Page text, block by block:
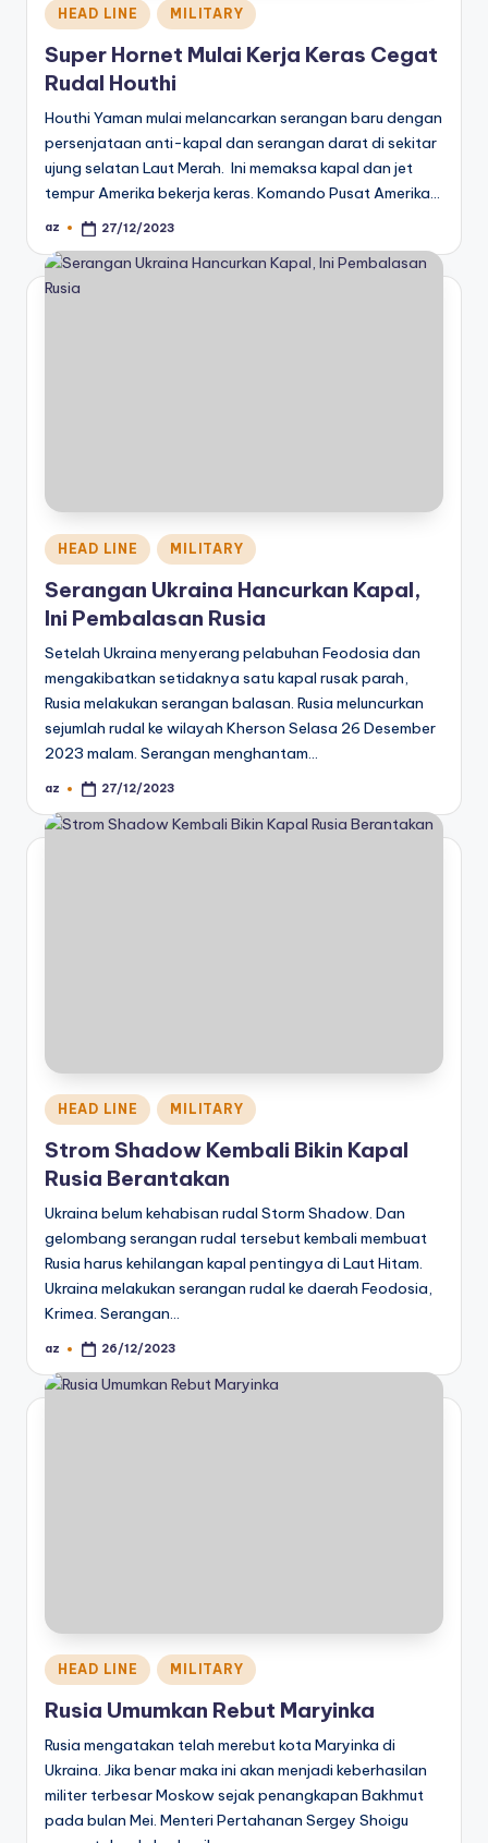
Posted
in
HEAD LINE MILITARY
Super Hornet Mulai Kerja Keras Cegat
Rudal Houthi
Houthi Yaman mulai melancarkan serangan baru dengan
persenjataan anti-kapal dan serangan darat di sekitar
ujung selatan Laut Merah. Ini memaksa kapal dan jet
tempur Amerika bekerja keras. Komando Pusat Amerika…
Posted
az 27/12/2023
Posted
in
HEAD LINE MILITARY
Serangan Ukraina Hancurkan Kapal,
Ini Pembalasan Rusia
Setelah Ukraina menyerang pelabuhan Feodosia dan
mengakibatkan setidaknya satu kapal rusak parah,
Rusia melakukan serangan balasan. Rusia meluncurkan
sejumlah rudal ke wilayah Kherson Selasa 26 Desember
2023 malam. Serangan menghantam…
Posted
az 27/12/2023
Posted
in
HEAD LINE MILITARY
Strom Shadow Kembali Bikin Kapal
Rusia Berantakan
Ukraina belum kehabisan rudal Storm Shadow. Dan
gelombang serangan rudal tersebut kembali membuat
Rusia harus kehilangan kapal pentingya di Laut Hitam.
Ukraina melakukan serangan rudal ke daerah Feodosia,
Krimea. Serangan…
Posted
az 26/12/2023
Posted
in
HEAD LINE MILITARY
Rusia Umumkan Rebut Maryinka
Rusia mengatakan telah merebut kota Maryinka di
Ukraina. Jika benar maka ini akan menjadi keberhasilan
militer terbesar Moskow sejak penangkapan Bakhmut
pada bulan Mei. Menteri Pertahanan Sergey Shoigu